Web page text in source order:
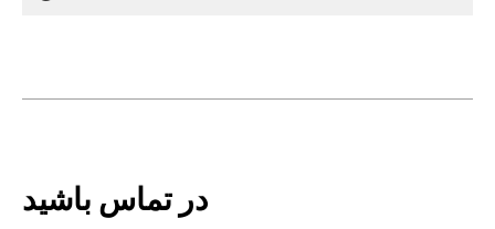
در تماس باشید